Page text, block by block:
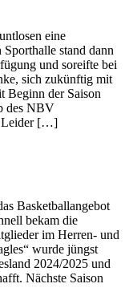
eine
stand dann
und soreifte bei
sich zukünftig mit
Beginn der Saison
des NBV
Leider […]
Basketballangebot
bekam die
im Herren- und
wurde jüngst
2024/2025 und
Nächste Saison